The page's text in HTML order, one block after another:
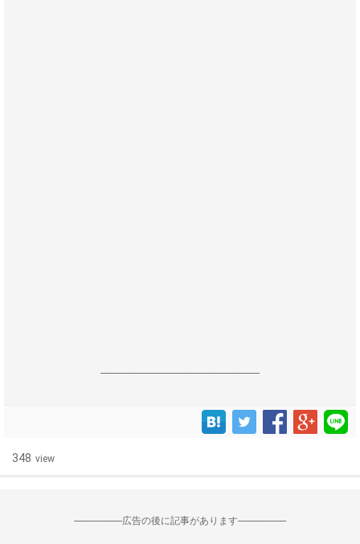
------------------------------------------------------------------
348 view
--------------------広告の後に記事があります--------------------